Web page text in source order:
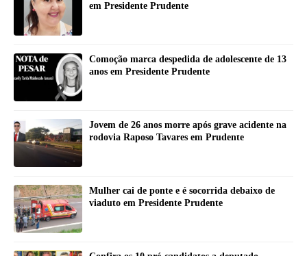
em Presidente Prudente
Comoção marca despedida de adolescente de 13
anos em Presidente Prudente
Jovem de 26 anos morre após grave acidente na
rodovia Raposo Tavares em Prudente
Mulher cai de ponte e é socorrida debaixo de
viaduto em Presidente Prudente